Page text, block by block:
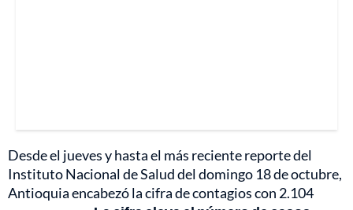
Desde el jueves y hasta el más reciente reporte del
Instituto Nacional de Salud del domingo 18 de octubre,
Antioquia encabezó la cifra de contagios con 2.104